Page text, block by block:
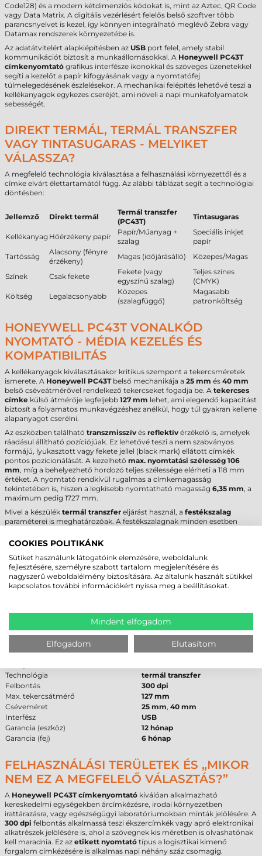
Code128) és a modern kétdimenziós kódokat is, mint az Aztec, QR Code
vagy Data Matrix. A digitális vezérlésért felelős belső szoftver több
parancsnyelvet is kezel, így könnyen integrálható meglévő Zebra vagy
Datamax rendszerek környezetébe is.
Az adatátvitelért alapkiépítésben az USB port felel, amely stabil
kommunikációt biztosít a munkaállomásokkal. A Honeywell PC43T
címkenyomtató grafikus interfésze ikonokkal és szöveges üzenetekkel
segíti a kezelőt a papír kifogyásának vagy a nyomtatófej
túlmelegedésének észlelésekor. A mechanikai felépítés lehetővé teszi a
kellékanyagok egykezes cseréjét, ami növeli a napi munkafolyamatok
sebességét.
DIREKT TERMÁL, TERMÁL TRANSZFER
VAGY TINTASUGARAS - MELYIKET
VÁLASSZA?
A megfelelő technológia kiválasztása a felhasználási környezettől és a
címke elvárt élettartamától függ. Az alábbi táblázat segít a technológiai
döntésben:
Jellemző Direkt termál
Termál transzfer
(PC43T)
Tintasugaras
Kellékanyag Hőérzékeny papír
Papír/Műanyag +
szalag
Speciális inkjet
papír
Tartósság
Alacsony (fényre
érzékeny)
Magas (időjárásálló) Közepes/Magas
Színek Csak fekete
Fekete (vagy
egyszínű szalag)
Teljes színes
(CMYK)
Költség
Legalacsonyabb
Közepes
(szalagfüggő)
Magasabb
patronköltség
HONEYWELL PC43T VONALKÓD
NYOMTATÓ - MÉDIA KEZELÉS ÉS
KOMPATIBILITÁS
A kellékanyagok kiválasztásakor kritikus szempont a tekercsméretek
ismerete. A Honeywell PC43Tbelső mechanikája a 25 mm és 40 mm
belső cséveátmérővel rendelkező tekercseket fogadja be. A tekercses
címke külső átmérője legfeljebb 127 mm lehet, ami elegendő kapacitást
biztosít a folyamatos munkavégzéshez anélkül, hogy túl gyakran kellene
alapanyagot cserélni.
Az eszközben található transzmisszív és reflektív érzékelő is, amelyek
ráadásul állítható pozíciójúak. Ez lehetővé teszi a nem szabványos
formájú, lyukasztott vagy fekete jellel (black mark) ellátott címkék
pontos pozicionálását. A kezelhető max. nyomtatási szélesség 106
mm, míg a behelyezhető hordozó teljes szélessége elérheti a 118 mm
értéket. A nyomtató rendkívül rugalmas a címkemagasság
tekintetében is, hiszen a legkisebb nyomtatható magasság 6,35 mm, a
maximum pedig 1727 mm.
Mivel a készülék termál transzfer eljárást használ, a festékszalag
paraméterei is meghatározóak. A festékszalagnak minden esetben
szélessége, mivel ez a túlnyúlás védi a nyomtatófejet a csiszoló hatástól.
Honeywell PC43T
festékszalagokkal üzemel, Ink-Out (külső festékes) tekercseléssel.
HONEYWELL PC43T CÍMKENYOMTATÓ -
A beszerzési döntés támogatása érdekében az alábbi táblázatban
rögzítettük a legfontosabb műszaki adatokat:
Honeywell
Modell
PC43T
Technológia
termál transzfer
Felbontás
300 dpi
Max. tekercsátmérő
127 mm
Cséveméret
25 mm, 40 mm
Interfész
USB
Garancia (eszköz)
12 hónap
Garancia (fej)
6 hónap
FELHASZNÁLÁSI TERÜLETEK ÉS „MIKOR
NEM EZ A MEGFELELŐ VÁLASZTÁS?”
A Honeywell PC43T címkenyomtató kiválóan alkalmazható
kereskedelmi egységekben árcímkézésre, irodai környezetben
irattárazásra, vagy egészségügyi laboratóriumokban minták jelölésére. A
300 dpi felbontás alkalmassá teszi ékszercímkék vagy apró elektronikai
alkatrészek jelölésére is, ahol a szövegnek kis méretben is olvashatónak
kell maradnia. Ez az etikett nyomtató típus a logisztikai kimenő
forgalom címkézésére is alkalmas napi néhány száz csomagig.
COOKIES POLITIKÁNK
Sütiket használunk látogatóink elemzésére, weboldalunk
fejlesztésére, személyre szabott tartalom megjelenítésére és
nagyszerű weboldalélmény biztosítására. Az általunk használt sütikkel
kapcsolatos további információkért nyissa meg a beállításokat.
Mindent elfogadom
Elfogadom Elutasítom